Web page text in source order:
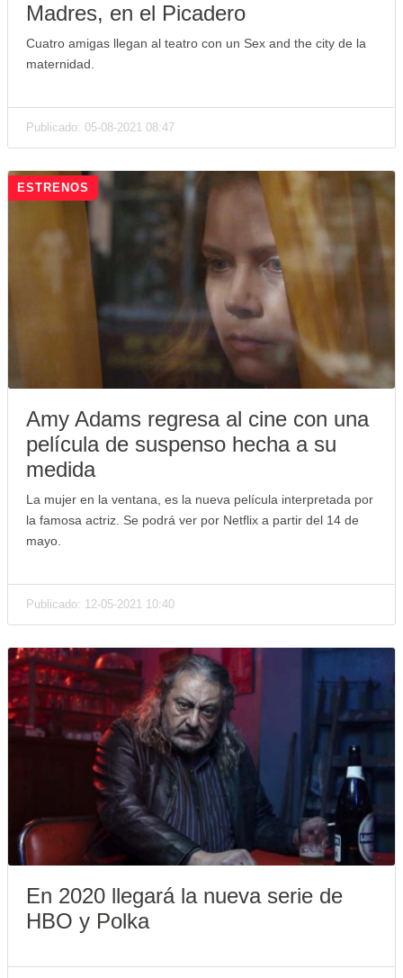
Madres, en el Picadero
Cuatro amigas llegan al teatro con un Sex and the city de la
maternidad.
Publicado: 05-08-2021 08:47
ESTRENOS
Amy Adams regresa al cine con una
película de suspenso hecha a su
medida
La mujer en la ventana, es la nueva película interpretada por
la famosa actriz. Se podrá ver por Netflix a partir del 14 de
mayo.
Publicado: 12-05-2021 10:40
En 2020 llegará la nueva serie de
HBO y Polka